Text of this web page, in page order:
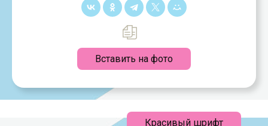
Вставить на фото
Красивый шрифт